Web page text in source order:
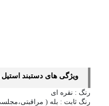
ویژگی های دستبند استیل زنانه
رنگ : نقره ای
رنگ ثابت : بله (